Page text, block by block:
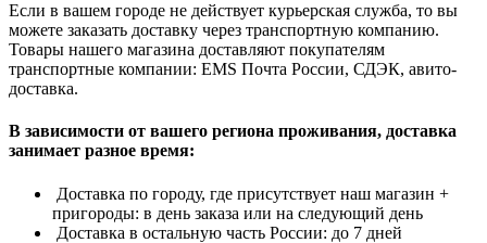
Если в вашем городе не действует курьерская служба, то вы
можете заказать доставку через транспортную компанию.
Товары нашего магазина доставляют покупателям
транспортные компании: EMS Почта России, СДЭК, авито-
доставка.
В зависимости от вашего региона проживания, доставка
занимает разное время:
Доставка по городу, где присутствует наш магазин +
пригороды: в день заказа или на следующий день
Доставка в остальную часть России: до 7 дней